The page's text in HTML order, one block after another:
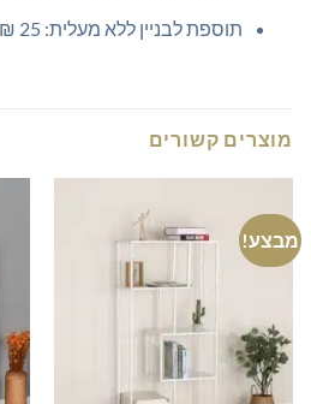
תוספת לבניין ללא מעלית: 25 ₪ לקומה
מוצרים קשורים
מבצע!